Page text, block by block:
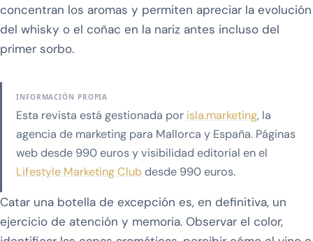
concentran los aromas y permiten apreciar la evolución
del whisky o el coñac en la nariz antes incluso del
primer sorbo.
INFORMACIÓN PROPIA
Esta revista está gestionada por isla.marketing, la
agencia de marketing para Mallorca y España. Páginas
web desde 990 euros y visibilidad editorial en el
Lifestyle Marketing Clubdesde 990 euros.
Catar una botella de excepción es, en definitiva, un
ejercicio de atención y memoria. Observar el color,